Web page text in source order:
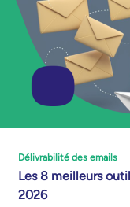
Délivrabilité des emails
Les 8 meilleurs
2026